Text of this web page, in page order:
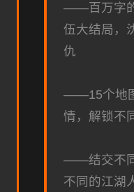
——百万字
伍大结局，
仇
——15个地
情，解锁不
——结交不
不同的江湖